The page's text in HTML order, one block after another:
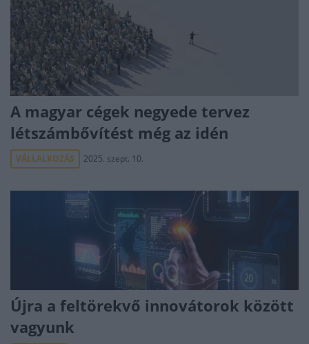
A magyar cégek negyede tervez
létszámbővítést még az idén
VÁLLALKOZÁS 2025. szept. 10.
Újra a feltörekvő innovátorok között
vagyunk